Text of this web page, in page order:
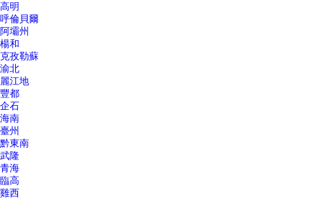
高明
呼倫貝爾
阿壩州
楊和
克孜勒蘇
渝北
麗江地
豐都
企石
海南
臺州
黔東南
武隆
青海
臨高
雞西